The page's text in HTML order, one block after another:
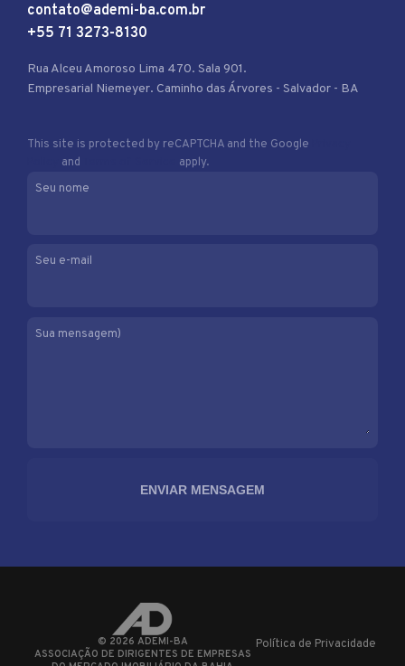
contato@ademi-ba.com.br
+55 71 3273-8130
Rua Alceu Amoroso Lima 470. Sala 901.
Empresarial Niemeyer. Caminho das Árvores - Salvador - BA
This site is protected by reCAPTCHA and the Google
and
apply.
Seu nome
Seu e-mail
Sua mensagem)
© 2026 ADEMI-BA
ASSOCIAÇÃO DE DIRIGENTES DE EMPRESAS
Política de Privacidade